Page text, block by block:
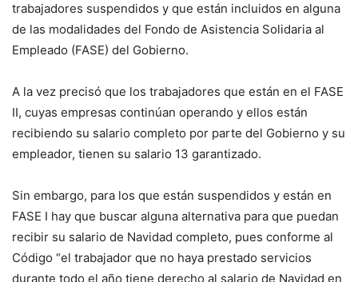
trabajadores suspendidos y que están incluidos en alguna
de las modalidades del Fondo de Asistencia Solidaria al
Empleado (FASE) del Gobierno.
A la vez precisó que los trabajadores que están en el FASE
II, cuyas empresas continúan operando y ellos están
recibiendo su salario completo por parte del Gobierno y su
empleador, tienen su salario 13 garantizado.
Sin embargo, para los que están suspendidos y están en
FASE I hay que buscar alguna alternativa para que puedan
recibir su salario de Navidad completo, pues conforme al
Código “el trabajador que no haya prestado servicios
durante todo el año tiene derecho al salario de Navidad en